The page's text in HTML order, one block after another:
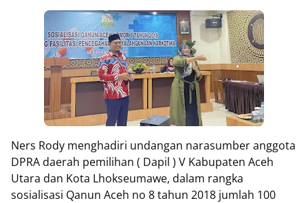
Ners Rody menghadiri undangan narasumber anggota
DPRA daerah pemilihan ( Dapil ) V Kabupaten Aceh
Utara dan Kota Lhokseumawe, dalam rangka
sosialisasi Qanun Aceh no 8 tahun 2018 jumlah 100